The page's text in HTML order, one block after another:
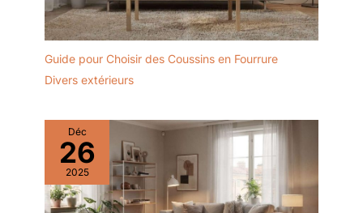
Guide pour Choisir des Coussins en Fourrure
Divers extérieurs
Déc
26
2025